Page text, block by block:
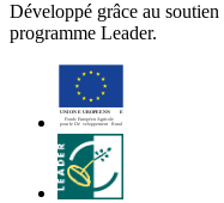
Développé grâce au
programme Leader.